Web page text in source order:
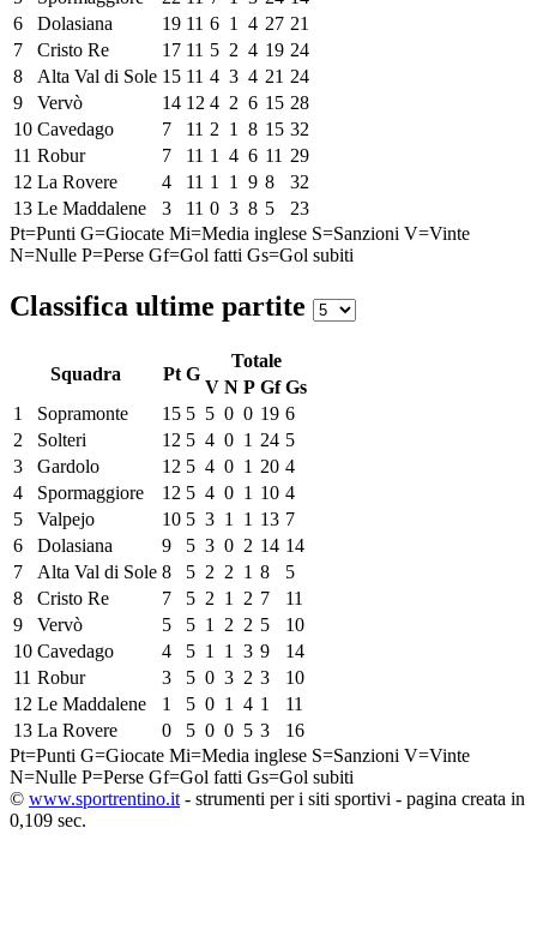
6
Dolasiana 19 11 6 1 4 27 21
7
Cristo Re 17 11 5 2 4 19 24
8
Alta Val di Sole 15 11 4 3 4 21 24
9
Vervò 14 12 4 2 6 15 28
10 Cavedago 7 11 2 1 8 15 32
11 Robur 7 11 1 4 6 11 29
12 La Rovere 4 11 1 1 9 8
32
13 Le Maddalene 3 11 0 3 8 5
23
Pt=Punti G=Giocate Mi=Media inglese S=Sanzioni V=Vinte
N=Nulle P=Perse Gf=Gol fatti Gs=Gol subiti
Classifica ultime partite
Squadra Pt G
Totale
V N P Gf Gs
1
Sopramonte 15 5 5 0 0 19 6
2
Solteri 12 5 4 0 1 24 5
3
Gardolo 12 5 4 0 1 20 4
4
Spormaggiore 12 5 4 0 1 10 4
5
Valpejo 10 5 3 1 1 13 7
6
Dolasiana 9 5 3 0 2 14 14
7
Alta Val di Sole 8 5 2 2 1 8
5
8
Cristo Re 7 5 2 1 2 7
11
9
Vervò 5 5 1 2 2 5
10
10 Cavedago 4 5 1 1 3 9
14
11 Robur 3 5 0 3 2 3
10
12 Le Maddalene 1 5 0 1 4 1
11
13 La Rovere 0 5 0 0 5 3
16
Pt=Punti G=Giocate Mi=Media inglese S=Sanzioni V=Vinte
N=Nulle P=Perse Gf=Gol fatti Gs=Gol subiti
© www.sportrentino.it - strumenti per i siti sportivi - pagina creata in
0,109 sec.